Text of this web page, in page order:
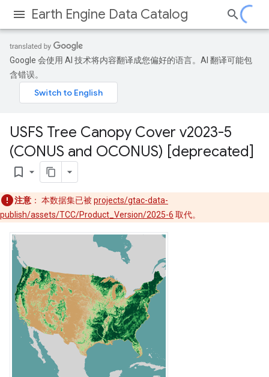
Earth Engine Data Catalog
Google 会使用 AI 技术将内容翻译成您偏好的语言。AI 翻译可能包
含错误。
USFS Tree Canopy Cover v2023-5
(CONUS and OCONUS) [deprecated]
bookmark_border
注意 ： 本数据集已被 projects/gtac-data-
publish/assets/TCC/Product_Version/2025-6 取代。